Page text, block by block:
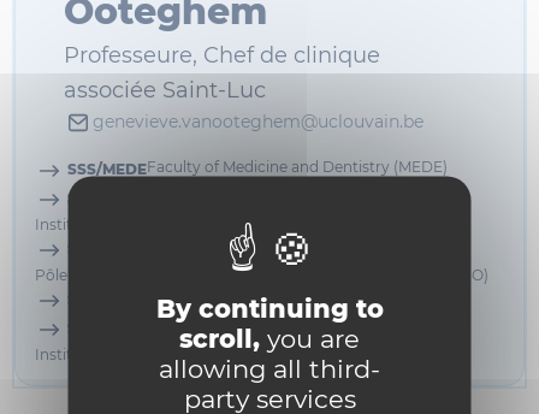
By continuing to
scroll, you are
allowing all third-
party services
Ooteghem
Professeure, Chef de clinique
associée Saint-Luc
genevieve.vanooteghem@uclouvain.be
SSS/MEDEFaculty of Medicine and Dentistry (MEDE)
SSS/IREC
Institut de recherche expérimentale et clinique (IREC)
Pôle d'imagerie moléculaire, radiothérapie et oncologie (MIRO)
Faculty of Medicine and Dentistry (MEDE)
Institut de recherche expérimentale et clinique (IREC)